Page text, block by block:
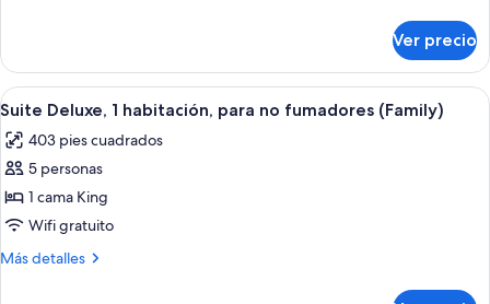
para
no
fumadores
(Family)
Deluxe,
habitación,
no
fumadores
Ver precio
Abrir
todas
las
fotos
de
Suite
Deluxe,
Habitación de hotel con una cama
4
Suite Deluxe, 1 habitación, para no fumadores (Family)
403 pies cuadrados
5 personas
1 cama King
Wifi gratuito
Más detalles
Más